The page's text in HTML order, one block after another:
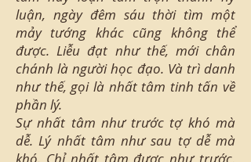
luận, ngày đêm sáu thời tìm một
mảy tướng khác cũng không thể
được. Liễu đạt như thế, mới chân
chánh là người học đạo. Và trì danh
như thế, gọi là nhất tâm tinh tấn về
phần lý.
Sự nhất tâm như trước tợ khó mà
dễ. Lý nhất tâm như sau tợ dễ mà